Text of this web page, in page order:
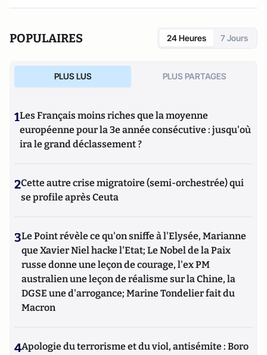
POPULAIRES 24 Heures 7 Jours
PLUS LUS PLUS PARTAGES
1Les Français moins riches que la moyenne
européenne pour la 3e année consécutive : jusqu'où
ira le grand déclassement ?
2Cette autre crise migratoire (semi-orchestrée) qui
se profile après Ceuta
3Le Point révèle ce qu'on sniffe à l'Elysée, Marianne
que Xavier Niel hacke l'Etat; Le Nobel de la Paix
russe donne une leçon de courage, l'ex PM
australien une leçon de réalisme sur la Chine, la
DGSE une d'arrogance; Marine Tondelier fait du
Macron
4Apologie du terrorisme et du viol, antisémite : Boro